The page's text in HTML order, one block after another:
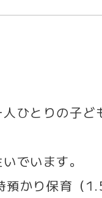
ひとりの子
でいます。
かり保育（